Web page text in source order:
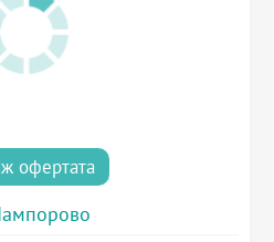
офертата